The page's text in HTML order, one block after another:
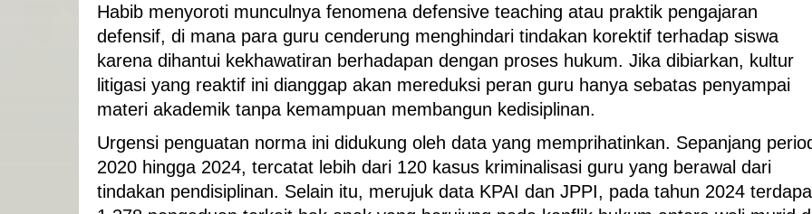
Habib menyoroti munculnya fenomena defensive teaching atau praktik pengajaran
defensif, di mana para guru cenderung menghindari tindakan korektif terhadap siswa
karena dihantui kekhawatiran berhadapan dengan proses hukum. Jika dibiarkan, kultur
litigasi yang reaktif ini dianggap akan mereduksi peran guru hanya sebatas penyampai
materi akademik tanpa kemampuan membangun kedisiplinan.
Urgensi penguatan norma ini didukung oleh data yang memprihatinkan. Sepanjang
2020 hingga 2024, tercatat lebih dari 120 kasus kriminalisasi guru yang berawal dari
tindakan pendisiplinan. Selain itu, merujuk data KPAI dan JPPI, pada tahun 2024